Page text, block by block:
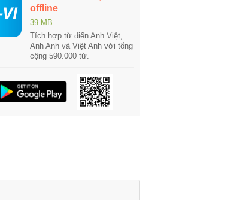
offline
39 MB
Tích hợp từ điển Anh Việt,
Anh Anh và Việt Anh với tổng
cộng 590.000 từ.